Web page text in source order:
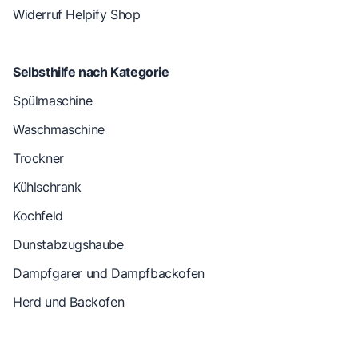
Widerruf Helpify Shop
Selbsthilfe nach Kategorie
Spülmaschine
Waschmaschine
Trockner
Kühlschrank
Kochfeld
Dunstabzugshaube
Dampfgarer und Dampfbackofen
Herd und Backofen